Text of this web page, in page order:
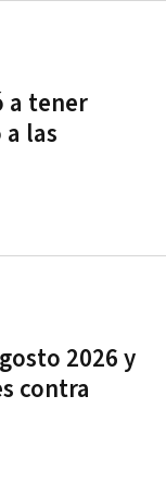
a tener
las
2026 y
contra